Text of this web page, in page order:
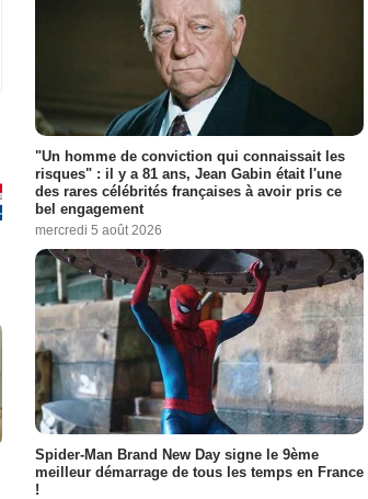
"Un homme de conviction qui connaissait les
risques" : il y a 81 ans, Jean Gabin était l'une
des rares célébrités françaises à avoir pris ce
bel engagement
mercredi 5 août 2026
Spider-Man Brand New Day signe le 9ème
meilleur démarrage de tous les temps en France
!